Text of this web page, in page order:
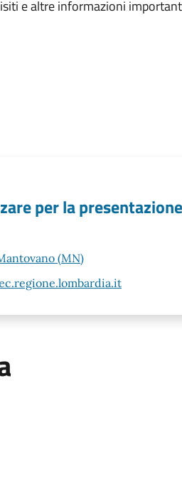
e altre informazioni
per la
(MN)